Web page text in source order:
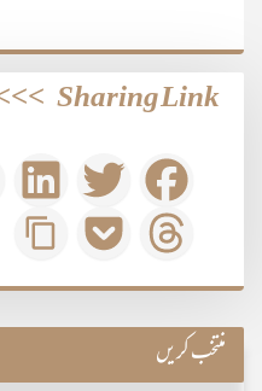
Sharing Link
منتخب کریں